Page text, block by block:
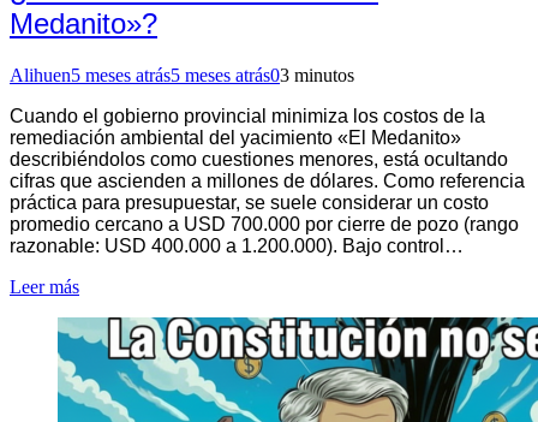
Medanito»?
Alihuen5 meses atrás5 meses atrás03 minutos
Cuando el gobierno provincial minimiza los costos de la
remediación ambiental del yacimiento «El Medanito»
describiéndolos como cuestiones menores, está ocultando
cifras que ascienden a millones de dólares. Como referencia
práctica para presupuestar, se suele considerar un costo
promedio cercano a USD 700.000 por cierre de pozo (rango
razonable: USD 400.000 a 1.200.000). Bajo control…
Leer más